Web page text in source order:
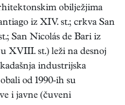
obilježjima
iz XIV. st.; crkva San
San Nicolás de Bari iz
XVIII. st.) leži na desnoj
industrijska
od 1990-ih su
i javne (čuveni